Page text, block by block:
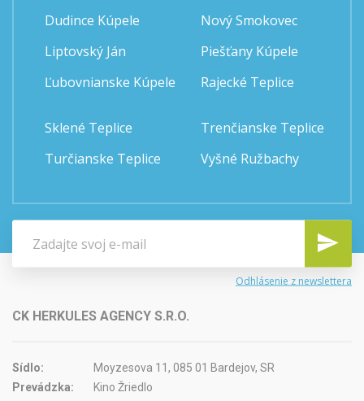
Dudince Kúpele
Liptovský Ján
Ľubovnianske Kúpele
Nový Smokovec
Piešťany Kúpele
Rajecké Teplice
Sklené Teplice
Turčianske Teplice
Trenčianske Teplice
Vyšné Ružbachy
Odhlásenie z newslettera
CK HERKULES AGENCY S.R.O.
Sídlo:
Moyzesova 11, 085 01 Bardejov, SR
Prevádzka:
Kino Žriedlo